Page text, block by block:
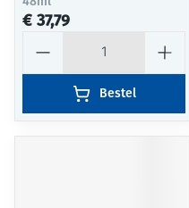
€ 37,79
Bestel